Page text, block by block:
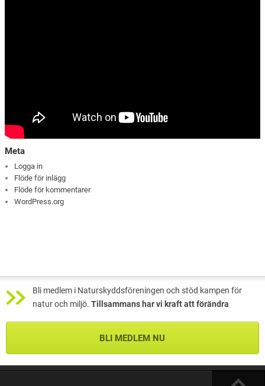
Meta
Logga in
Flöde för inlägg
Flöde för kommentarer
WordPress.org
Bli medlem i Naturskyddsföreningen och stöd kampen för
natur och miljö. Tillsammans har vi kraft att förändra
BLI MEDLEM NU